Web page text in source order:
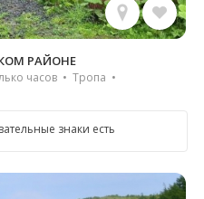
РАЙОНЕ
часов • Тропа •
знаки есть